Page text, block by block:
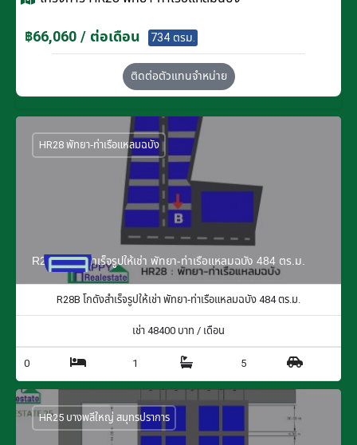
฿66,060 / ต่อเดือน 734 ตรม.
ติดต่อตัวแทนจำหน่าย
R28B โกดังสำเร็จรูปให้เช่า พัทยา-ท่าเรือแหลมฉบัง 484 ตร.ม.
HR28 พัทยา-ท่าเรือแหลมฉบัง
R28B โกดังสำเร็จรูปให้เช่า พัทยา-ท่าเรือแหลมฉบัง 484 ตร.ม.
เช่า48400 บาท / เดือน
0 1 5
HR25 บางพลีใหญ่ สมุทรปราการ